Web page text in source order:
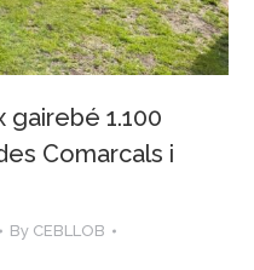
gairebé 1.100
Comarcals i
By CEBLLOB